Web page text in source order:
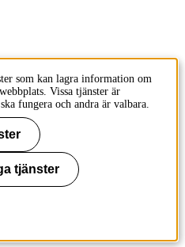
som kan lagra information om
Vissa tjänster är
fungera och andra är valbara.
tjänster